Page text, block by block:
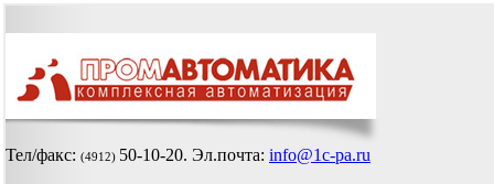
Тел/факс: (4912) 50-10-20. Эл.почта: info@1c-pa.ru